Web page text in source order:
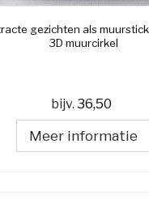
gezichten als
3D muurcirkel
bijv. 36,50
Meer informatie